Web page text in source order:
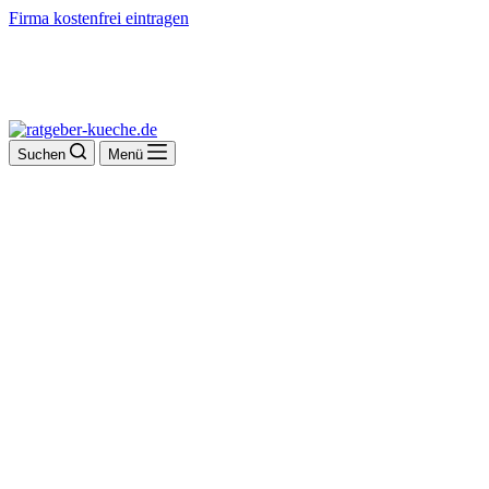
Firma kostenfrei eintragen
Suchen Menü